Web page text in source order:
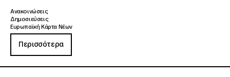
Ανακοινώσεις
Δημοσιεύσεις
Ευρωπαϊκή Κάρτα Νέων
Περισσότερα